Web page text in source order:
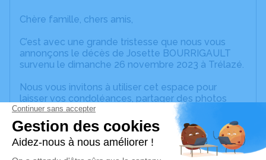
Chère famille, chers amis,
C’est avec une grande tristesse que nous vous
annonçons le décès de Josette BOURRIGAULT
survenu le dimanche 26 novembre 2023 à Trélazé.
Nous vous invitons à utiliser cet espace pour
laisser vos condoléances, partager des photos
souvenirs, une anecdote ou exprimer vos pensées
à travers des poèmes ou des textes. Cet endroit
est un lieu d'expression dédié à honorer la
mémoire de Josette BOURRIGAULT.